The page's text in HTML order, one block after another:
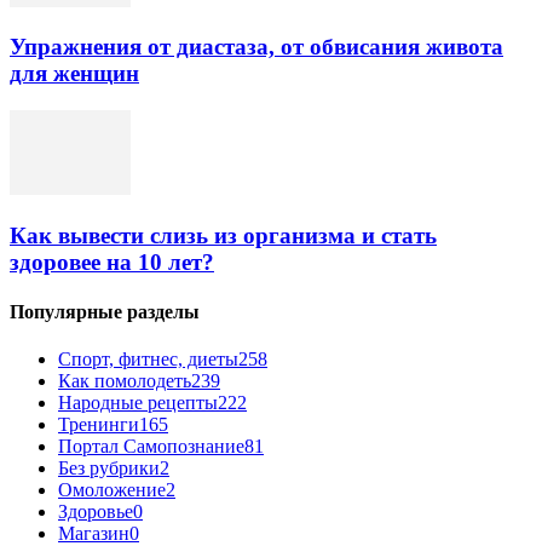
Упражнения от диастаза, от обвисания живота
для женщин
Как вывести слизь из организма и стать
здоровее на 10 лет?
Популярные разделы
Спорт, фитнес, диеты258
Как помолодеть239
Народные рецепты222
Тренинги165
Портал Самопознание81
Без рубрики2
Омоложение2
Здоровье0
Магазин0